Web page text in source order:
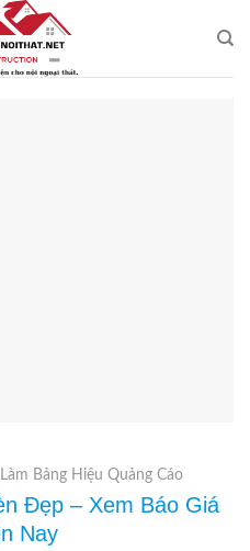
Làm Bảng Hiệu Quảng Cáo
Đẹp – Xem Báo Giá
Nay